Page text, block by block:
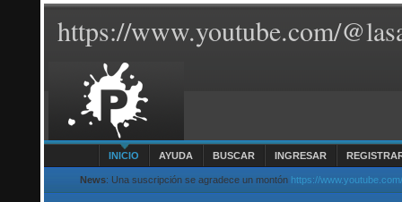
https://www.youtube.com/
INICIO AYUDA BUSCAR INGRESAR
News: Una suscripción se agradece un montón https://